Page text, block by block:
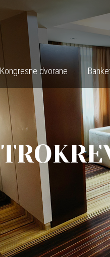
Kongresne dvorane